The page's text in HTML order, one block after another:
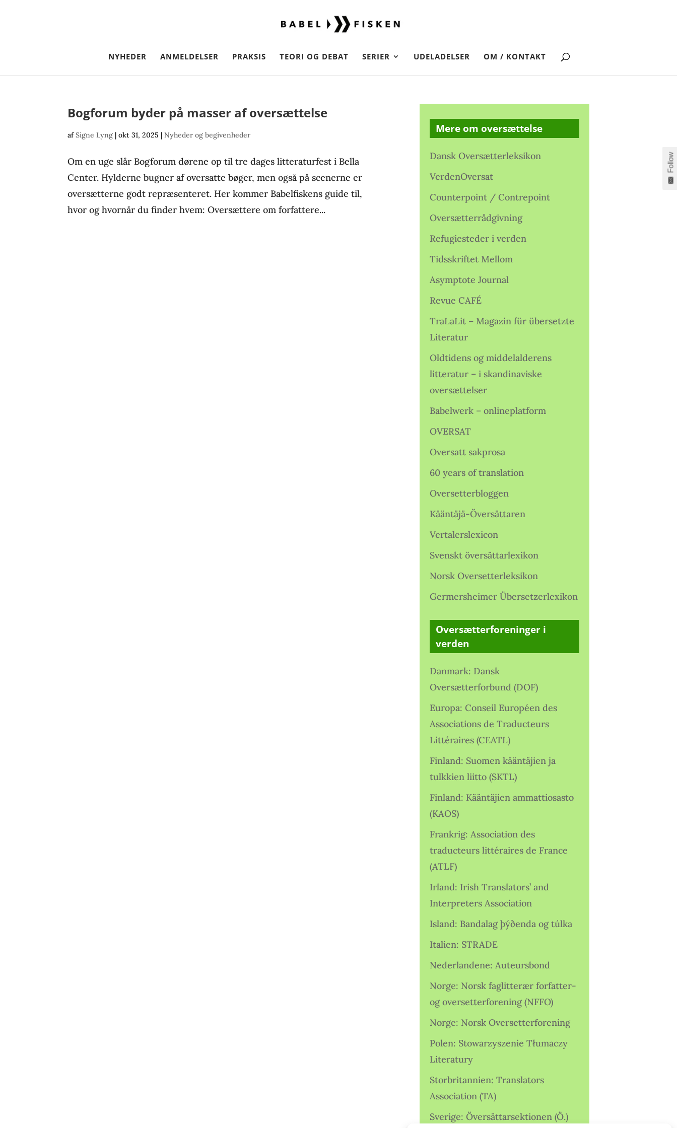
NYHEDER ANMELDELSER PRAKSIS TEORI OG DEBAT SERIER UDELADELSER OM / KONTAKT
Bogforum byder på masser af oversættelse
afSigne Lyng |okt 31, 2025 |Nyheder og begivenheder
Om en uge slår Bogforum dørene op til tre dages litteraturfest i Bella
Center. Hylderne bugner af oversatte bøger, men også på scenerne er
oversætterne godt repræsenteret. Her kommer Babelfiskens guide til,
hvor og hvornår du finder hvem: Oversættere om forfattere...
Mere om oversættelse
Dansk Oversætterleksikon
VerdenOversat
Counterpoint / Contrepoint
Oversætterrådgivning
Refugiesteder i verden
Tidsskriftet Mellom
Asymptote Journal
Revue CAFÉ
TraLaLit – Magazin für übersetzte
Literatur
Oldtidens og middelalderens
litteratur – i skandinaviske
oversættelser
Babelwerk – onlineplatform
OVERSAT
Oversatt sakprosa
60 years of translation
Oversetterbloggen
Kääntäjä-Översättaren
Vertalerslexicon
Svenskt översättarlexikon
Norsk Oversetterleksikon
Germersheimer Übersetzerlexikon
Oversætterforeninger i
verden
Danmark: Dansk
Oversætterforbund (DOF)
Europa: Conseil Européen des
Associations de Traducteurs
Littéraires (CEATL)
Finland: Suomen kääntäjien ja
tulkkien liitto (SKTL)
Finland: Kääntäjien ammattiosasto
(KAOS)
Frankrig: Association des
traducteurs littéraires de France
(ATLF)
Irland: Irish Translators’ and
Interpreters Association
Island: Bandalag þýðenda og túlka
Italien: STRADE
Nederlandene: Auteursbond
Norge: Norsk faglitterær forfatter-
og oversetterforening (NFFO)
Norge: Norsk Oversetterforening
Polen: Stowarzyszenie Tłumaczy
Literatury
Storbritannien: Translators
Association (TA)
Sverige: Översättarsektionen (Ö.)
Follow